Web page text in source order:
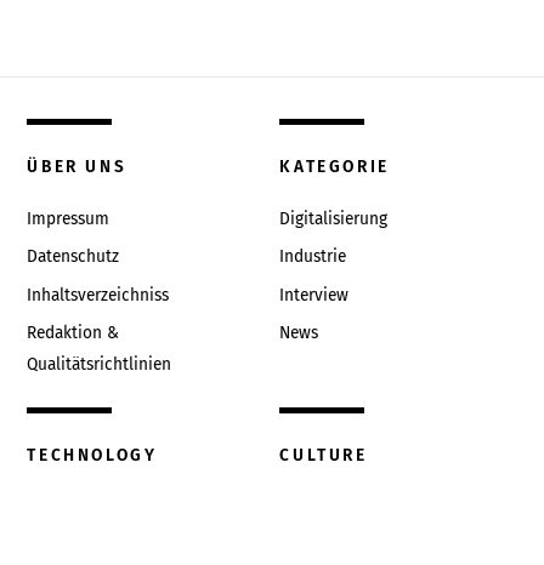
ÜBER UNS
Impressum
Datenschutz
Inhaltsverzeichniss
Redaktion &
Qualitätsrichtlinien
KATEGORIE
Digitalisierung
Industrie
Interview
News
TECHNOLOGY CULTURE